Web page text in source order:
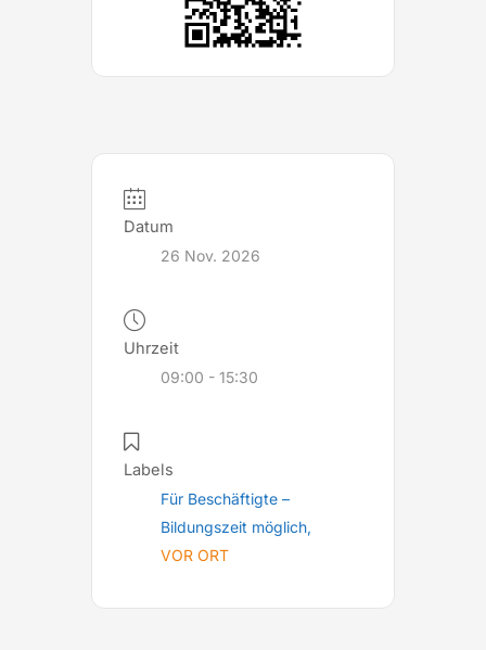
Datum
26 Nov. 2026
Uhrzeit
09:00 - 15:30
Labels
Für Beschäftigte –
Bildungszeit möglich,
VOR ORT